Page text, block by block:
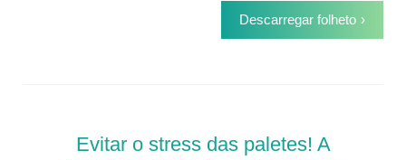
Descarregar folheto
Evitar o stress das paletes! A